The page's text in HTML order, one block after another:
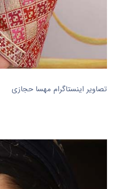
تصاویر اینستاگرام مهسا حجازی